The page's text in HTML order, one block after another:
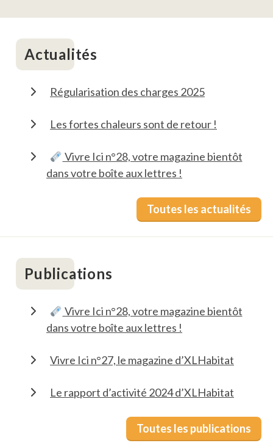
Actualités
Régularisation des charges 2025
Les fortes chaleurs sont de retour !
Vivre Ici n°28, votre magazine bientôt
dans votre boîte aux lettres !
Toutes les actualités
Publications
Vivre Ici n°28, votre magazine bientôt
dans votre boîte aux lettres !
Vivre Ici n°27, le magazine d’XLHabitat
Le rapport d’activité 2024 d’XLHabitat
Toutes les publications